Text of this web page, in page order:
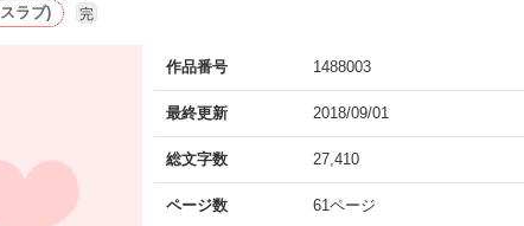
ラブ) 完
作品番号 1488003
最終更新 2018/09/01
総文字数 27,410
ページ数 61ページ